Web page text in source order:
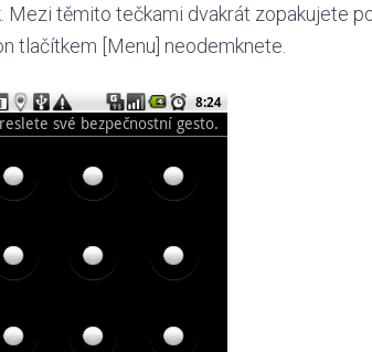
Mezi těmito tečkami dvakrát zopakujete
tlačítkem [Menu] neodemknete.